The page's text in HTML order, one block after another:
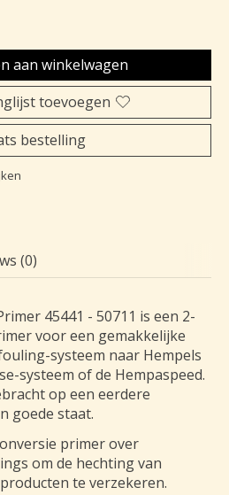
aan winkelwagen
toevoegen
bestelling
(0)
45441 - 50711 is een 2-
voor een gemakkelijke
systeem naar Hempels
systeem of de Hempaspeed.
op een eerdere
goede staat.
primer over
om de hechting van
te verzekeren.